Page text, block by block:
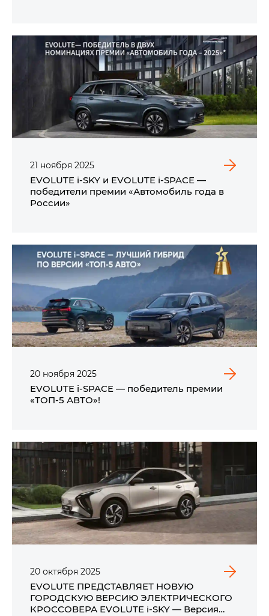
21 ноября 2025
EVOLUTE i‑SKY и EVOLUTE i‑SPACE —
победители премии «Автомобиль года в
России»
20 ноября 2025
EVOLUTE i‑SPACE — победитель премии
«ТОП-5 АВТО»!
20 октября 2025
EVOLUTE ПРЕДСТАВЛЯЕТ НОВУЮ
ГОРОДСКУЮ ВЕРСИЮ ЭЛЕКТРИЧЕСКОГО
КРОССОВЕРА EVOLUTE i‑SKY — Версия